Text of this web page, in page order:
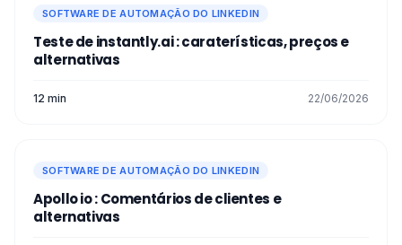
SOFTWARE DE AUTOMAÇÃO DO LINKEDIN
Teste de instantly.ai : caraterísticas, preços e
alternativas
12 min 22/06/2026
SOFTWARE DE AUTOMAÇÃO DO LINKEDIN
Apollo io : Comentários de clientes e
alternativas